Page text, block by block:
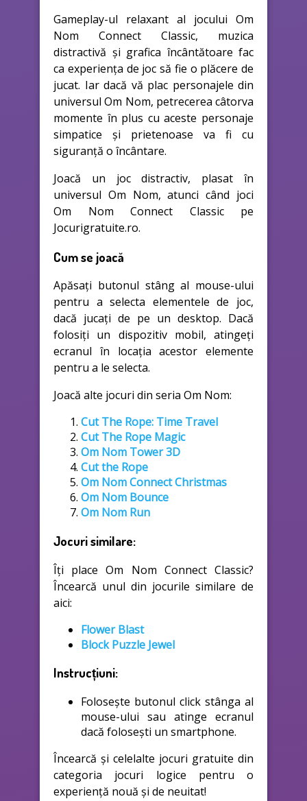
Gameplay-ul relaxant al jocului Om
Nom Connect Classic, muzica
distractivă și grafica încântătoare fac
ca experiența de joc să fie o plăcere de
jucat. Iar dacă vă plac personajele din
universul Om Nom, petrecerea câtorva
momente în plus cu aceste personaje
simpatice și prietenoase va fi cu
siguranță o încântare.
Joacă un joc distractiv, plasat în
universul Om Nom, atunci când joci
Om Nom Connect Classic pe
Jocurigratuite.ro.
Cum se joacă
Apăsați butonul stâng al mouse-ului
pentru a selecta elementele de joc,
dacă jucați de pe un desktop. Dacă
folosiți un dispozitiv mobil, atingeți
ecranul în locația acestor elemente
pentru a le selecta.
Joacă alte jocuri din seria Om Nom:
Cut The Rope: Time Travel
Cut The Rope Magic
Om Nom Tower 3D
Cut the Rope
Om Nom Connect Christmas
Om Nom Bounce
Om Nom Run
Jocuri similare:
Îți place Om Nom Connect Classic?
Încearcă unul din jocurile similare de
aici:
Flower Blast
Block Puzzle Jewel
Instrucțiuni:
Folosește butonul click stânga al
mouse-ului sau atinge ecranul
dacă folosești un smartphone.
Încearcă și celelalte jocuri gratuite din
categoria jocuri logice pentru o
experiență nouă și de neuitat!